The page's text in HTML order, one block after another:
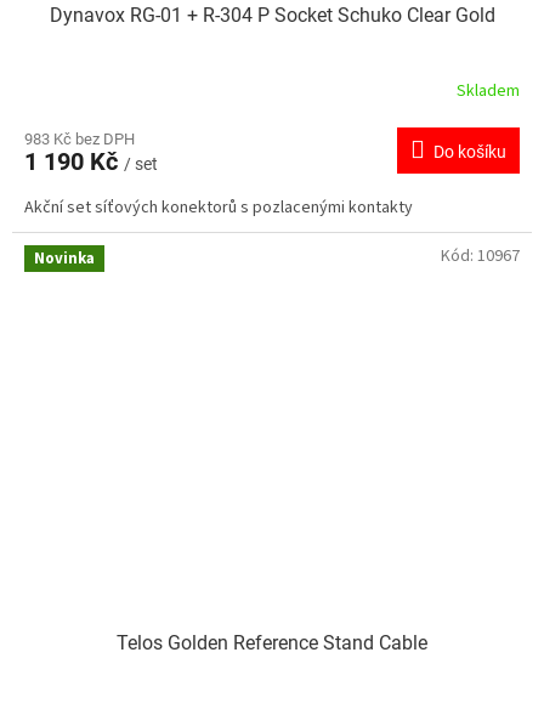
Dynavox RG-01 + R-304 P Socket Schuko Clear Gold
Skladem
983 Kč bez DPH
1 190 Kč / set
Do košíku
Akční set síťových konektorů s pozlacenými kontakty
Novinka
Telos Golden Reference Stand Cable
Kód: 10967